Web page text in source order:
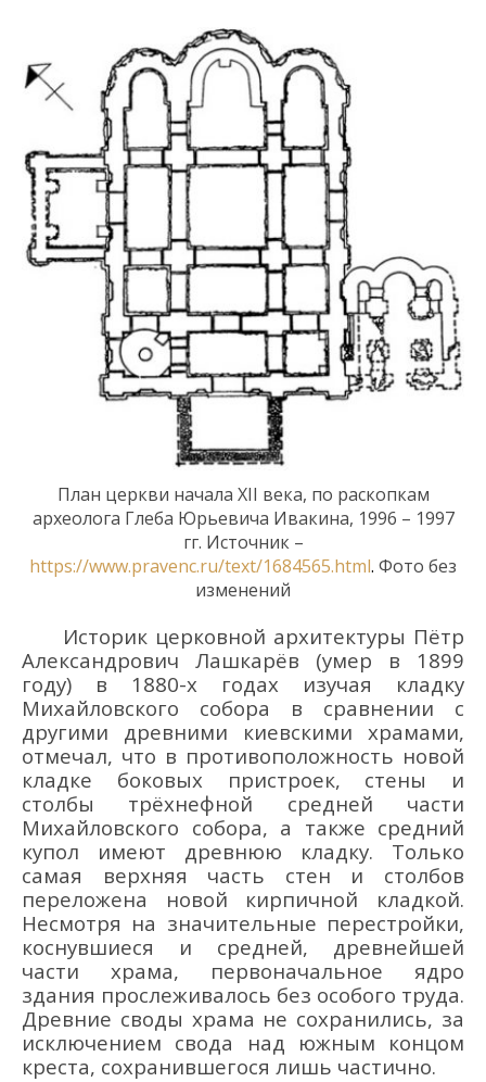
План церкви начала XII века, по раскопкам
археолога Глеба Юрьевича Ивакина, 1996 – 1997
гг. Источник –
https://www.pravenc.ru/text/1684565.html. Фото без
изменений
Историк церковной архитектуры Пётр
Александрович Лашкарёв (умер в 1899
году) в 1880-х годах изучая кладку
Михайловского собора в сравнении с
другими древними киевскими храмами,
отмечал, что в противоположность новой
кладке боковых пристроек, стены и
столбы трёхнефной средней части
Михайловского собора, а также средний
купол имеют древнюю кладку. Только
самая верхняя часть стен и столбов
переложена новой кирпичной кладкой.
Несмотря на значительные перестройки,
коснувшиеся и средней, древнейшей
части храма, первоначальное ядро
здания прослеживалось без особого труда.
Древние своды храма не сохранились, за
исключением свода над южным концом
креста, сохранившегося лишь частично.